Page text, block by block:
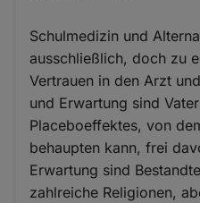
Schulmedizin und
ausschließlich, doch zu
Vertrauen in den Arzt
und Erwartung sind
Placeboeffektes, von
behaupten kann, frei
Erwartung sind
zahlreiche Religionen,